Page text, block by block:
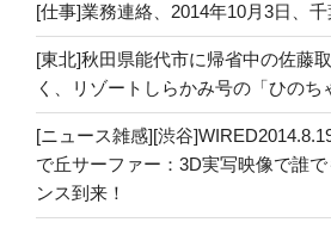
[仕事]業務連絡、2014年10月3日、
[東北]秋田県能代市に帰省中の佐藤
く、リゾートしらかみ号の「ひのち
[ニュース雑感][渋谷
で丘サーファー：3D実写映像で誰
ンス到来！